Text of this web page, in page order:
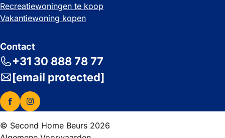
Recreatiewoningen te koop
Vakantiewoning kopen
Contact
+31 30 888 78 77
[email protected]
© Second Home Beurs 2026